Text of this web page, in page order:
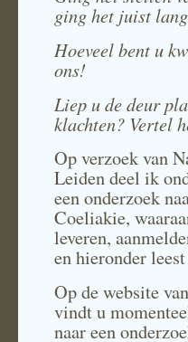
ging het juist
Hoeveel bent u
ons!
Liep u de deur
klachten? Vertel
Op verzoek van
Leiden deel ik
een onderzoek
Coeliakie,
leveren,
en hieronder
Op de website
vindt u
naar een